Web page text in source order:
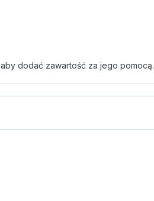
aby dodać zawartość za jego pomocą.